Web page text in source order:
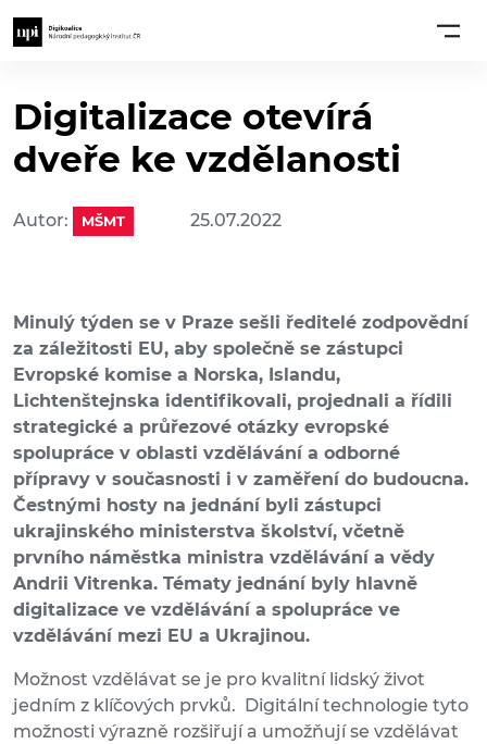
Digitalizace otevírá
dveře ke vzdělanosti
Autor: MŠMT 25.07.2022
Minulý týden se v Praze sešli ředitelé zodpovědní
za záležitosti EU, aby společně se zástupci
Evropské komise a Norska, Islandu,
Lichtenštejnska identifikovali, projednali a řídili
strategické a průřezové otázky evropské
spolupráce v oblasti vzdělávání a odborné
přípravy v současnosti i v zaměření do budoucna.
Čestnými hosty na jednání byli zástupci
ukrajinského ministerstva školství, včetně
prvního náměstka ministra vzdělávání a vědy
Andrii Vitrenka. Tématy jednání byly hlavně
digitalizace ve vzdělávání a spolupráce ve
vzdělávání mezi EU a Ukrajinou.
Možnost vzdělávat se je pro kvalitní lidský život
jedním z klíčových prvků. Digitální technologie tyto
možnosti výrazně rozšiřují a umožňují se vzdělávat